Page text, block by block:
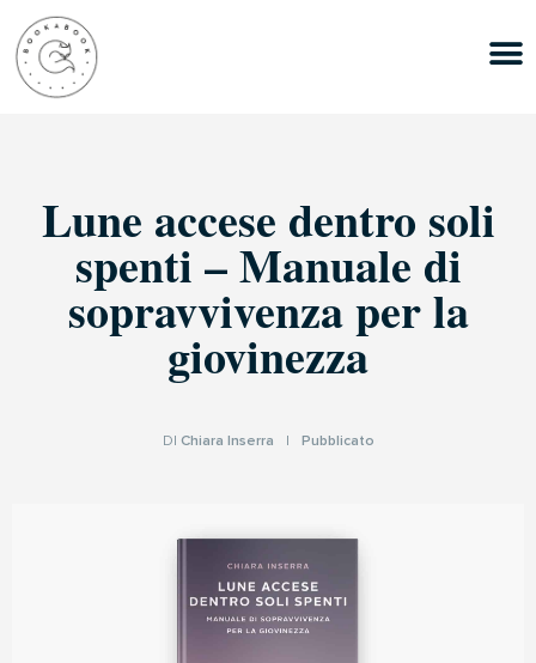
Lune accese dentro soli
spenti – Manuale di
sopravvivenza per la
giovinezza
DI Chiara Inserra Pubblicato